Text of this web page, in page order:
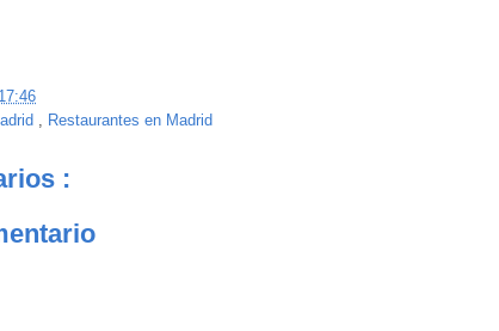
17:46
, Restaurantes en Madrid
: